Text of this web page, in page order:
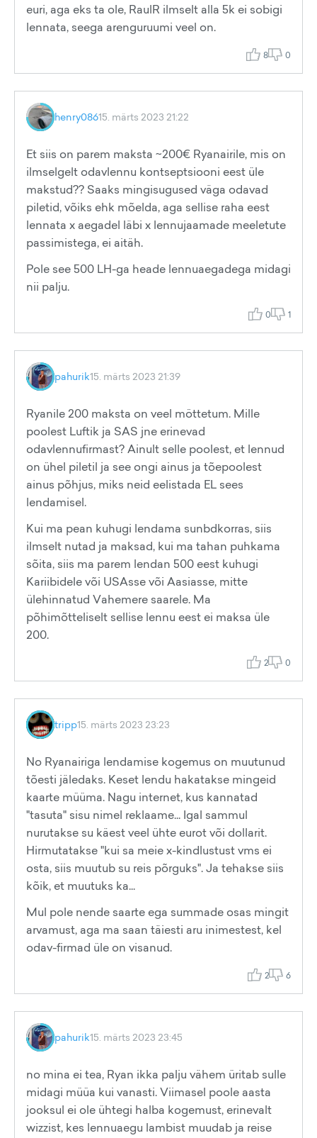
euri, aga eks ta ole, RaulR ilmselt alla 5k ei sobigi
lennata, seega arenguruumi veel on.
8 0
henry08615. märts 2023 21:22
Et siis on parem maksta ~200€ Ryanairile, mis on
ilmselgelt odavlennu kontseptsiooni eest üle
makstud?? Saaks mingisugused väga odavad
piletid, võiks ehk mõelda, aga sellise raha eest
lennata x aegadel läbi x lennujaamade meeletute
passimistega, ei aitäh.
Pole see 500 LH-ga heade lennuaegadega midagi
nii palju.
0 1
pahurik15. märts 2023 21:39
Ryanile 200 maksta on veel möttetum. Mille
poolest Luftik ja SAS jne erinevad
odavlennufirmast? Ainult selle poolest, et lennud
on ühel piletil ja see ongi ainus ja tõepoolest
ainus põhjus, miks neid eelistada EL sees
lendamisel.
Kui ma pean kuhugi lendama sunbdkorras, siis
ilmselt nutad ja maksad, kui ma tahan puhkama
sõita, siis ma parem lendan 500 eest kuhugi
Kariibidele või USAsse või Aasiasse, mitte
ülehinnatud Vahemere saarele. Ma
põhimõtteliselt sellise lennu eest ei maksa üle
200.
2 0
tripp15. märts 2023 23:23
No Ryanairiga lendamise kogemus on muutunud
tõesti jäledaks. Keset lendu hakatakse mingeid
kaarte müüma. Nagu internet, kus kannatad
"tasuta" sisu nimel reklaame... Igal sammul
nurutakse su käest veel ühte eurot või dollarit.
Hirmutatakse "kui sa meie x-kindlustust vms ei
osta, siis muutub su reis põrguks". Ja tehakse siis
kõik, et muutuks ka...
Mul pole nende saarte ega summade osas mingit
arvamust, aga ma saan täiesti aru inimestest, kel
odav-firmad üle on visanud.
2 6
pahurik15. märts 2023 23:45
no mina ei tea, Ryan ikka palju vähem üritab sulle
midagi müüa kui vanasti. Viimasel poole aasta
jooksul ei ole ühtegi halba kogemust, erinevalt
wizzist, kes lennuaegu lambist muudab ja reise